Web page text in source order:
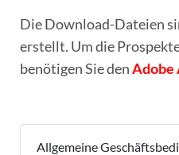
Die Download-Dateien
erstellt. Um die
benötigen Sie denAdobe
Allgemeine